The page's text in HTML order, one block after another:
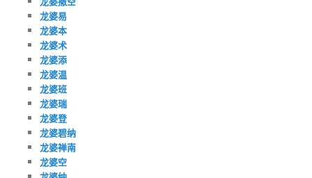
龙婆易
龙婆本
龙婆术
龙婆添
龙婆温
龙婆班
龙婆瑞
龙婆登
龙婆碧纳
龙婆禅南
龙婆空